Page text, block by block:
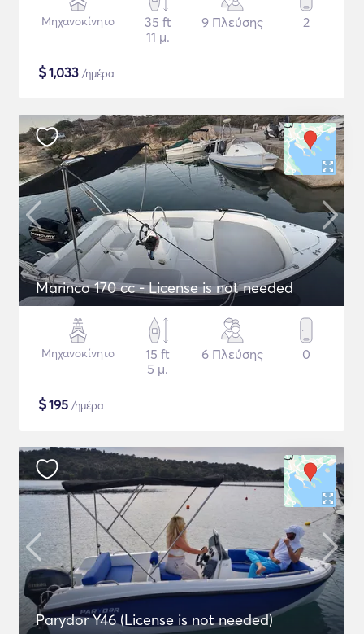
Μηχανοκίνητο
35 ft
11 μ.
9 Πλεύσης 2
$1,033 /ημέρα
Marinco 170 cc - License is not needed
Μηχανοκίνητο
15 ft
5 μ.
6 Πλεύσης 0
$195 /ημέρα
Parydor Y46 (License is not needed)